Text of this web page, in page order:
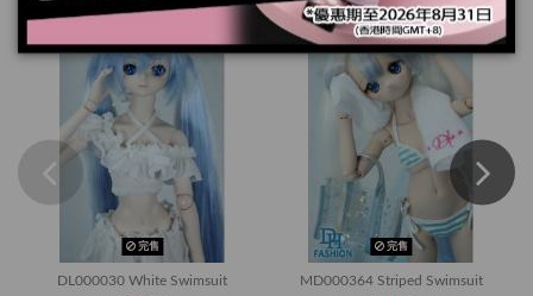
完售
DL000030 White Swimsuit
完售
MD000364 Striped Swimsuit